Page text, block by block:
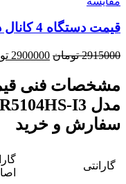
قیمت دستگاه 4 کانال داهوا
2915000 تومان قیمت
بود.
2900000
سفارش و خرید
گارانتی